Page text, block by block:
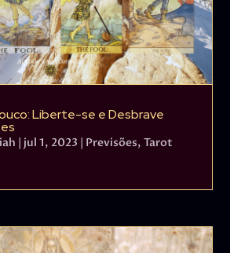
Liberte-se e Desbrave
| jul 1, 2023 | Previsões,Tarot